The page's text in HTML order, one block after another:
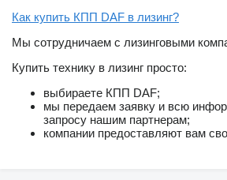
Как купить КПП DAF в лизинг?
Мы сотрудничаем с лизинговыми
Купить технику в лизинг просто:
выбираете КПП DAF;
мы передаем заявку и всю
запросу нашим партнерам;
компании предоставляют вам